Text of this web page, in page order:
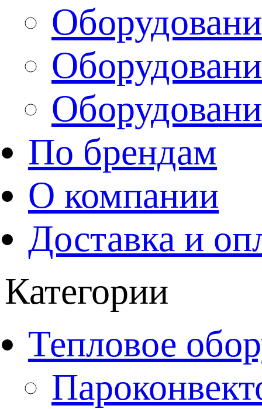
По брендам
О компании
Доставка и
Категории
Тепловое